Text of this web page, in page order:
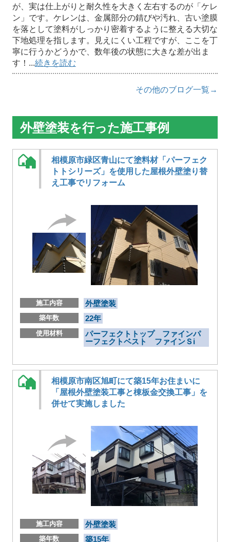
が、実は仕上がりと耐久性を大きく左右するのが「ケレ
ン」です。ケレンは、金属部分の錆びや汚れ、古い塗膜
を落として塗料がしっかり密着するように整える大切な
下地処理を指します。見えにくい工程ですが、ここを丁
寧に行うかどうかで、数年後の状態に大きな差が出ま
す！...続きを読む
その他のブログ一覧→
外壁塗装を行った施工事例
相模原市緑区青山にて塗料材「パーフェク
トトシリーズ」を使用した屋根外壁塗り替
え工事でリフォーム
施工内容 外壁塗装
築年数 22年
使用材料
パーフェクトトップ ファインパ
ーフェクトベスト ファインＳi
相模原市南区旭町にて築15年お住まいに
「屋根外壁塗装工事と棟板金交換工事」を
併せて実施しました
施工内容 外壁塗装
築年数 築15年